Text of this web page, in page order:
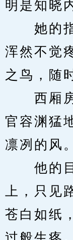
明是知晓
她的指
浑然不觉
之鸟，随
西厢房
官容渊猛
凛冽的风。
他的目
上，只见
苍白如纸